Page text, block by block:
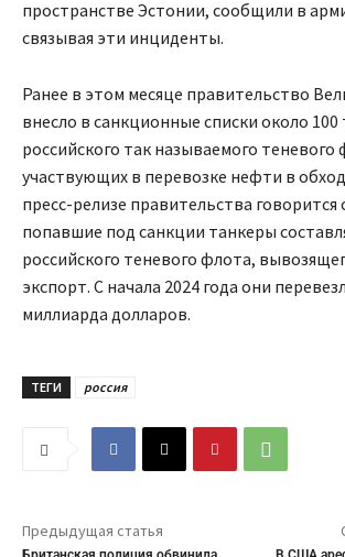
пространстве Эстонии, сообщили в
связывая эти инциденты.
Ранее в этом месяце правительство
внесло в санкционные списки около 100
российского так называемого теневого
участвующих в перевозке нефти в
пресс-релизе правительства говорится
попавшие под санкции танкеры
российского теневого флота,
экспорт. С начала 2024 года они
миллиарда долларов.
ТЕГИ россия
Предыдущая статья